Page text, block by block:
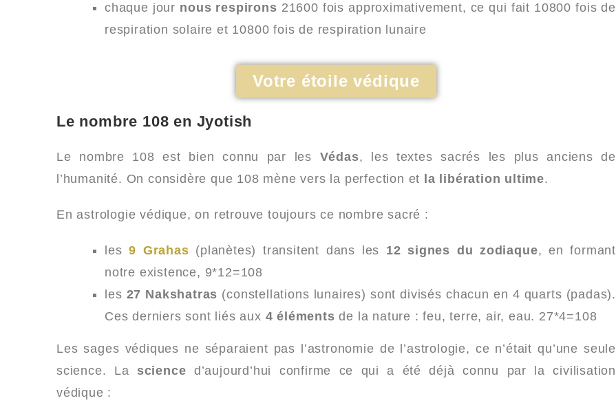
chaque jour nous respirons 21600 fois approximativement, ce qui fait 10800 fois de
respiration solaire et 10800 fois de respiration lunaire
Votre étoile védique
Le nombre 108 en Jyotish
Le nombre 108 est bien connu par les Védas, les textes sacrés les plus anciens de
l’humanité. On considère que 108 mène vers la perfection et
la libération ultime.
En astrologie védique, on retrouve toujours ce nombre sacré :
les9 Grahas (planètes) transitent dans les 12 signes du zodiaque, en formant
notre existence, 9*12=108
les 27 Nakshatras (constellations lunaires) sont divisés chacun en 4 quarts (padas).
Ces derniers sont liés aux 4 éléments de la nature : feu, terre, air, eau. 27*4=108
Les sages védiques ne séparaient pas l’astronomie de l’astrologie, ce n’était qu’une seule
science. La science d’aujourd’hui confirme ce qui a été déjà connu par la civilisation
védique :